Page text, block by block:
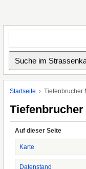
Startseite Tiefenbrucher
Auf dieser Seite
Karte
Datenstand